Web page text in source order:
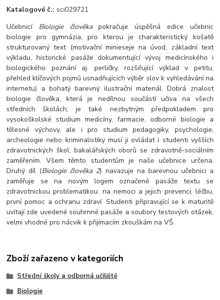
Katalogové č.: sci029721
Učebnicí Biologie člověkapokračuje úspěšná edice učebnic
biologie pro gymnázia, pro kterou je charakteristický košatě
strukturovaný text (motivační minieseje na úvod, základní text
výkladu, historické pasáže dokumentující vývoj medicínského i
biologického poznání aj. perličky, rozšiřující výklad v petitu,
přehled klíčových pojmů usnadňujících výběr slov k vyhledávání na
internetu) a bohatý barevný ilustrační materiál. Dobrá znalost
biologie člověka, která je nedílnou součástí učiva na všech
středních školách, je také nezbytným předpokladem pro
vysokoškolské studium medicíny, farmacie, odborné biologie a
tělesné výchovy, ale i pro studium pedagogiky, psychologie,
archeologie nebo kriminalistiky musí ji ovládat i studenti vyšších
zdravotnických škol, bakalářských oborů se zdravotně-sociálním
zaměřením. Všem těmto studentům je naše učebnice určena.
Druhý díl (Biologie člověka 2) navazuje na barevnou učebnici a
zaměřuje se na novým logem označené pasáže textu se
zdravotnickou problematikou: na nemoci a jejich prevenci, léčbu,
první pomoc a ochranu zdraví. Studenti připravující se k maturitě
uvítají zde uvedené souhrnné pasáže a soubory testových otázek,
velmi vhodné pro nácvik k přijímacím zkouškám na VŠ.
Zboží zařazeno v kategoriích
Střední školy a odborná učiliště
Biologie